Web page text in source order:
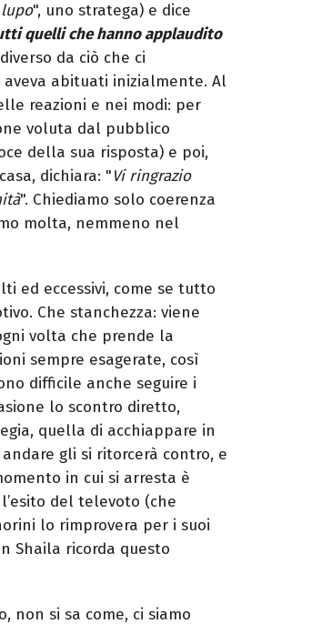
lupo", uno stratega) e dice
quelli che hanno applaudito
da ciò che ci
aveva abituati inizialmente. Al
reazioni e nei modi: per
voluta dal pubblico
della sua risposta) e poi,
dichiara: "Vi ringrazio
". Chiediamo solo coerenza
molta, nemmeno nel
ed eccessivi, come se tutto
Che stanchezza: viene
volta che prende la
sempre esagerate, così
difficile anche seguire i
lo scontro diretto,
quella di acchiappare in
gli si ritorcerà contro, e
in cui si arresta è
del televoto (che
lo rimprovera per i suoi
Shaila ricorda questo
non si sa come, ci siamo